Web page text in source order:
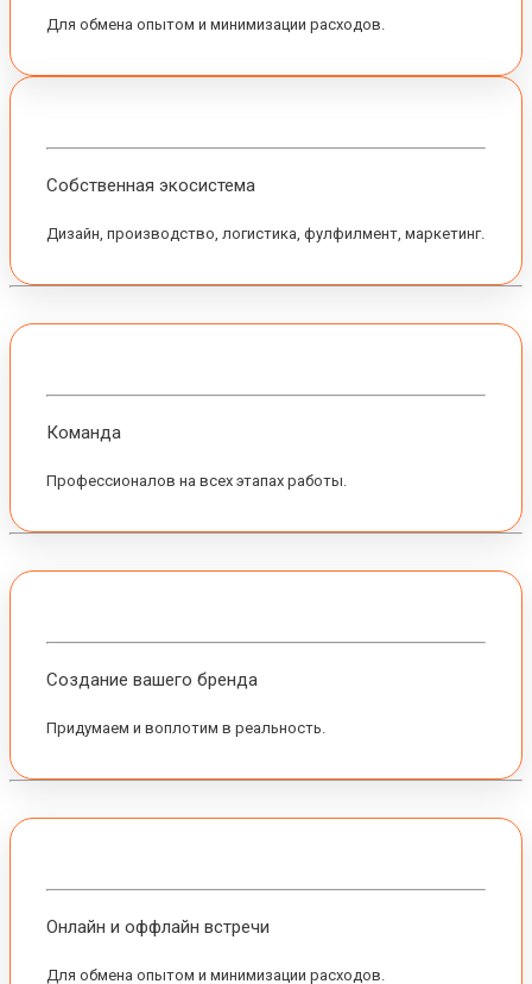
Для обмена опытом и минимизации расходов.
Собственная экосистема
Дизайн, производство, логистика, фулфилмент, маркетинг.
Команда
Профессионалов на всех этапах работы.
Создание вашего бренда
Придумаем и воплотим в реальность.
Онлайн и оффлайн встречи
Для обмена опытом и минимизации расходов.